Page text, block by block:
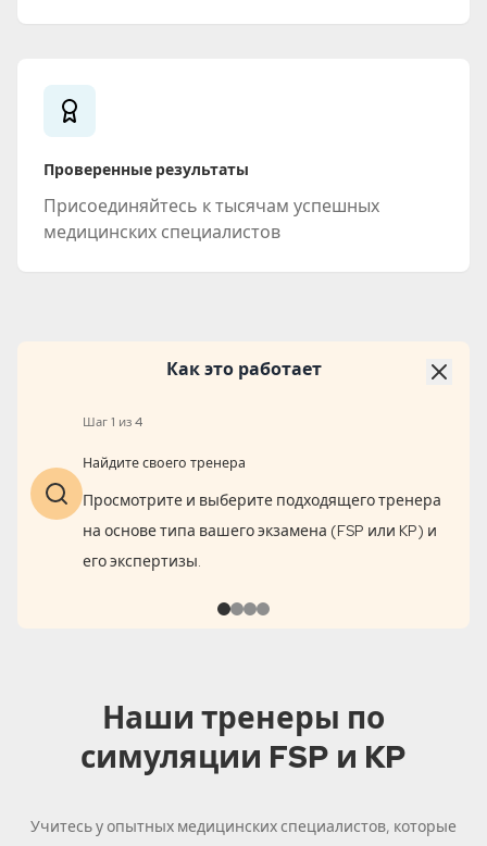
Проверенные результаты
Присоединяйтесь к тысячам успешных
медицинских специалистов
Как это работает
Шаг 1 из 4
Найдите своего тренера
Просмотрите и выберите подходящего тренера
на основе типа вашего экзамена (FSP или KP) и
его экспертизы.
Наши тренеры по
симуляции FSP и KP
Учитесь у опытных медицинских специалистов, которые